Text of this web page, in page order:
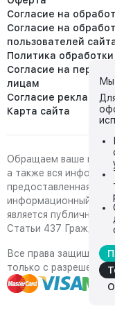
Согласие на
Согласие на
пользователей
Политика
Согласие на
лицам
Согласие реклама
Карта сайта
Обращаем ваше
а также вся
предоставленная на
информационный
является публичной
Статьи 437
Все права защищены,
только с разрешения
Мы